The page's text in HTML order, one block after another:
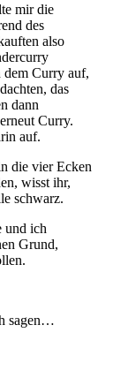
mir die
des
also
dem Curry auf,
das
dann
Curry.
auf.
die vier Ecken
wisst ihr,
schwarz.
und ich
Grund,
sagen…